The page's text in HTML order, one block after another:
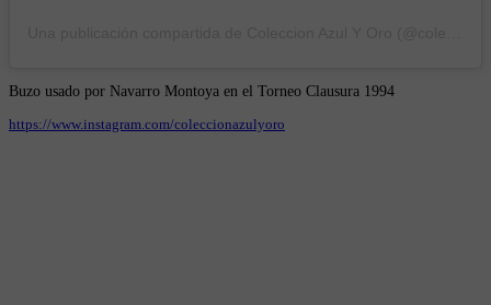
Buzo usado por Navarro Montoya en el Torneo Clausura 1994
https://www.instagram.com/coleccionazulyoro